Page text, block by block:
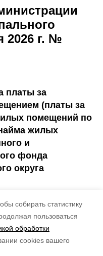
собирать статистику
пользоваться
обработки
cookies вашего
2026 г. №
платы за
(платы за
помещений по
жилых
и
фонда
округа
па